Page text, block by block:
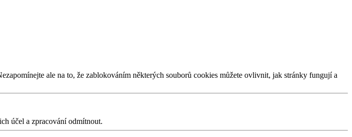
ale na to, že zablokováním některých souborů cookies můžete ovlivnit, jak stránky fungují a
účel a zpracování odmítnout.